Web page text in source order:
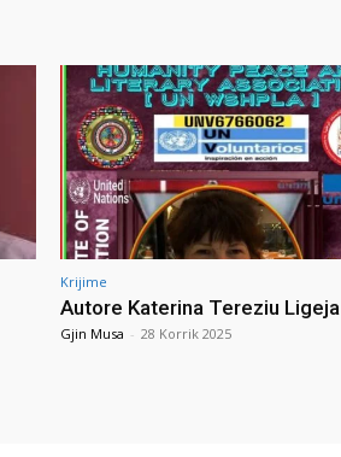
Krijime
Autore Katerina Tereziu Ligeja
Gjin Musa - 28 Korrik 2025